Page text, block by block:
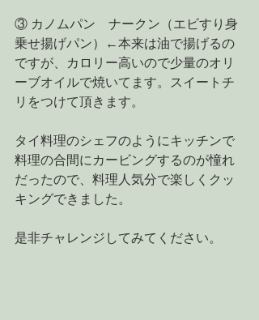
③ カノムパン　ナークン（エビすり身
乗せ揚げパン）←本来は油で揚げるの
ですが、カロリー高いので少量のオリ
ーブオイルで焼いてます。スイートチ
リをつけて頂きます。
タイ料理のシェフのようにキッチンで
料理の合間にカービングするのが憧れ
だったので、料理人気分で楽しくクッ
キングできました。
是非チャレンジしてみてください。